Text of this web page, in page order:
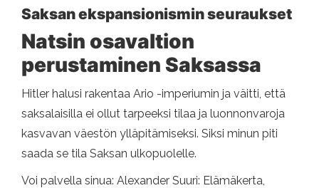
Saksan ekspansionismin seuraukset
Natsin osavaltion
perustaminen Saksassa
Hitler halusi rakentaa Ario -imperiumin ja väitti, että
saksalaisilla ei ollut tarpeeksi tilaa ja luonnonvaroja
kasvavan väestön ylläpitämiseksi. Siksi minun piti
saada se tila Saksan ulkopuolelle.
Voi palvella sinua: Alexander Suuri: Elämäkerta,